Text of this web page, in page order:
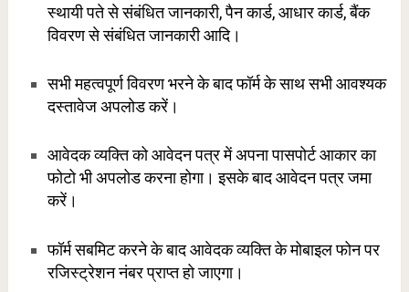
स्थायी पते से संबंधित जानकारी, पैन कार्ड, आधार कार्ड, बैंक
विवरण से संबंधित जानकारी आदि।
सभी महत्वपूर्ण विवरण भरने के बाद फॉर्म के साथ सभी आवश्यक
दस्तावेज अपलोड करें।
आवेदक व्यक्ति को आवेदन पत्र में अपना पासपोर्ट आकार का
फोटो भी अपलोड करना होगा। इसके बाद आवेदन पत्र जमा
करें।
फॉर्म सबमिट करने के बाद आवेदक व्यक्ति के मोबाइल फोन पर
रजिस्ट्रेशन नंबर प्राप्त हो जाएगा।